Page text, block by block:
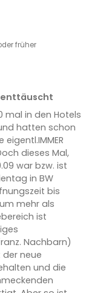
früher
enttäuscht
mal in den Hotels
hatten schon
dieses Mal,
war bzw. ist
in BW
bis
mehr als
ist
Nachbarn)
neue
und die